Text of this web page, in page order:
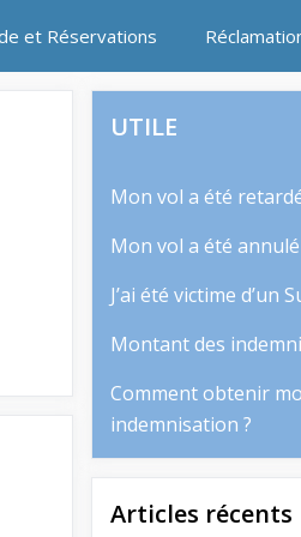
et Réservations
UTILE
Mon vol a été
Mon vol a été annulé
J’ai été victime d’un
Montant des
Comment obtenir
indemnisation ?
Articles récents